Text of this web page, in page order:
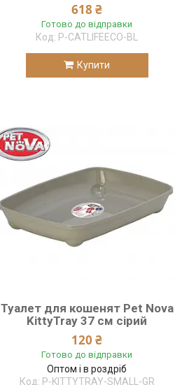
618 ₴
Готово до відправки
P-CATLIFEECO-BL
Купити
Туалет для кошенят Pet Nova
KittyTray 37 см сірий
120 ₴
Готово до відправки
Оптом і в роздріб
P-KITTYTRAY-SMALL-GR